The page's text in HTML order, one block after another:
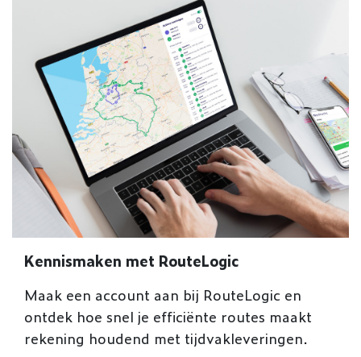
Kennismaken met RouteLogic
Maak een account aan bij RouteLogic en
ontdek hoe snel je efficiënte routes maakt
rekening houdend met tijdvakleveringen.